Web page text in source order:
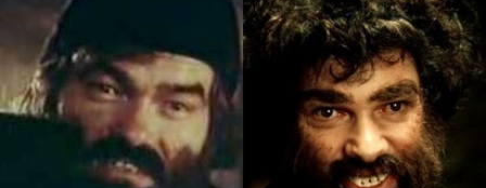
Голосование
Кандидаты
Случайное сходство 👍